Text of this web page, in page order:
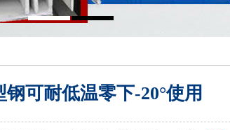
可耐低温零下-20°使用